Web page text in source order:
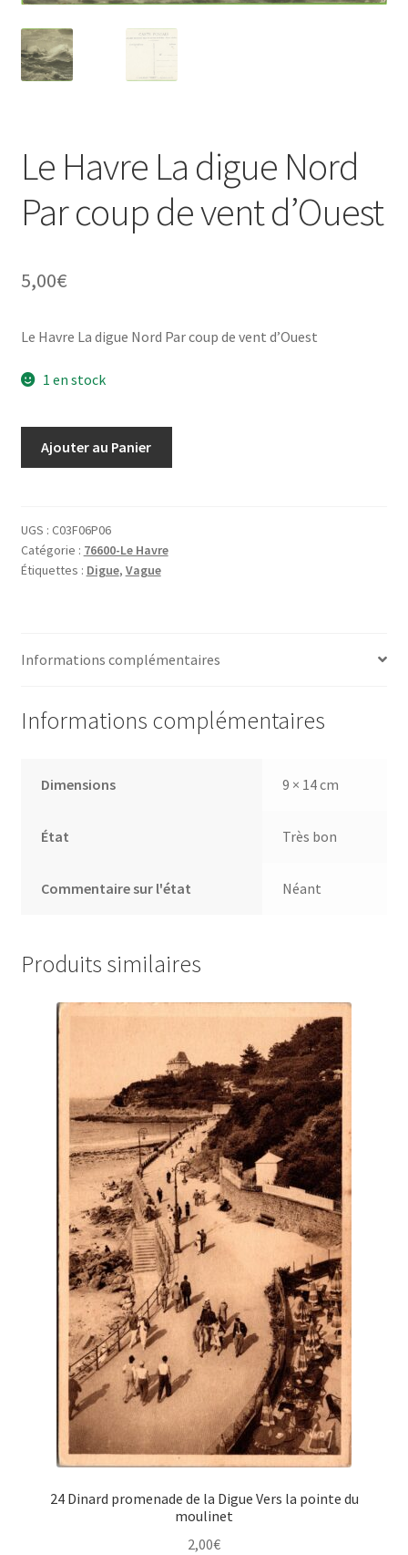
Le Havre La digue Nord
Par coup de vent d’Ouest
5,00€
Le Havre La digue Nord Par coup de vent d’Ouest
1 en stock
La
digue
Nord
vent
Ajouter au Panier
UGS : C03F06P06
Catégorie : 76600-Le Havre
Étiquettes : Digue, Vague
Informations complémentaires
Informations complémentaires
Dimensions 9 × 14 cm
État Très bon
Commentaire sur l'état Néant
Produits similaires
24 Dinard promenade de la Digue Vers la pointe du
moulinet
2,00€